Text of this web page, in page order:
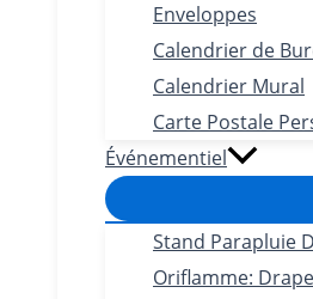
Enveloppes
Calendrier de
Calendrier Mural
Carte Postale
Événementiel
Stand Parapluie
Oriflamme: